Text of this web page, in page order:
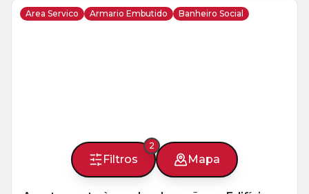
Filtros
2
Mapa
Area Servico Armario Embutido Banheiro Social